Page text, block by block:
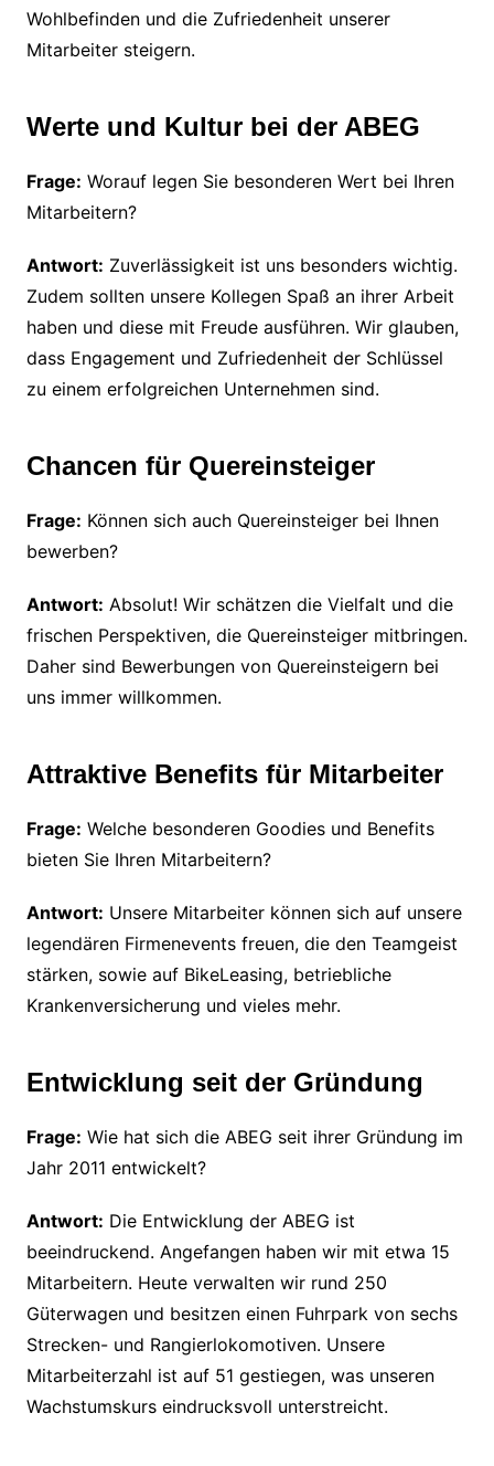
Wohlbefinden und die Zufriedenheit unserer
Mitarbeiter steigern.
Werte und Kultur bei der ABEG
Frage: Worauf legen Sie besonderen Wert bei Ihren
Mitarbeitern?
Antwort: Zuverlässigkeit ist uns besonders wichtig.
Zudem sollten unsere Kollegen Spaß an ihrer Arbeit
haben und diese mit Freude ausführen. Wir glauben,
dass Engagement und Zufriedenheit der Schlüssel
zu einem erfolgreichen Unternehmen sind.
Chancen für Quereinsteiger
Frage: Können sich auch Quereinsteiger bei Ihnen
bewerben?
Antwort: Absolut! Wir schätzen die Vielfalt und die
frischen Perspektiven, die Quereinsteiger mitbringen.
Daher sind Bewerbungen von Quereinsteigern bei
uns immer willkommen.
Attraktive Benefits für Mitarbeiter
Frage: Welche besonderen Goodies und Benefits
bieten Sie Ihren Mitarbeitern?
Antwort: Unsere Mitarbeiter können sich auf unsere
legendären Firmenevents freuen, die den Teamgeist
stärken, sowie auf BikeLeasing, betriebliche
Krankenversicherung und vieles mehr.
Entwicklung seit der Gründung
Frage: Wie hat sich die ABEG seit ihrer Gründung im
Jahr 2011 entwickelt?
Antwort: Die Entwicklung der ABEG ist
beeindruckend. Angefangen haben wir mit etwa 15
Mitarbeitern. Heute verwalten wir rund 250
Güterwagen und besitzen einen Fuhrpark von sechs
Strecken- und Rangierlokomotiven. Unsere
Mitarbeiterzahl ist auf 51 gestiegen, was unseren
Wachstumskurs eindrucksvoll unterstreicht.